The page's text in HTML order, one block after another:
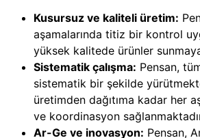
Calve
Kimin
Sahibi
Kim?
Danone
Boykot
Kusursuz ve kaliteli üretim:
aşamalarında titiz bir kontrol
yüksek kalitede ürünler
Sistematik çalışma: Pensan,
sistematik bir şekilde
üretimden dağıtıma kadar her
ve koordinasyon
Ar-Ge ve inovasyon: Pensan,